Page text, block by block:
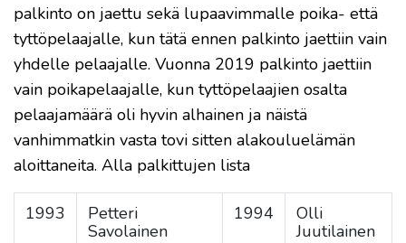
palkinto on jaettu sekä lupaavimmalle poika- että
tyttöpelaajalle, kun tätä ennen palkinto jaettiin vain
yhdelle pelaajalle. Vuonna 2019 palkinto jaettiin
vain poikapelaajalle, kun tyttöpelaajien osalta
pelaajamäärä oli hyvin alhainen ja näistä
vanhimmatkin vasta tovi sitten alakouluelämän
aloittaneita. Alla palkittujen lista
1993
Petteri
Savolainen
1994
Olli
Juutilainen